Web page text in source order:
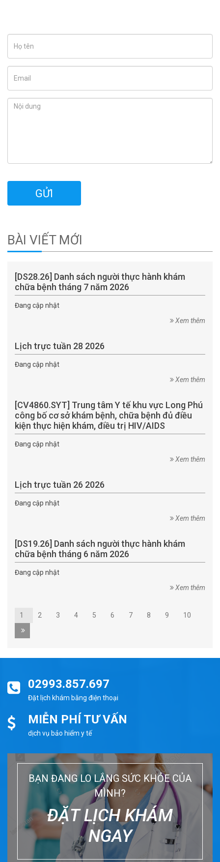
BÀI VIẾT MỚI
[DS28.26] Danh sách người thực hành khám
chữa bệnh tháng 7 năm 2026
Đang cập nhật
Xem thêm
Lịch trực tuần 28 2026
Đang cập nhật
Xem thêm
[CV4860.SYT] Trung tâm Y tế khu vực Long Phú
công bố cơ sở khám bệnh, chữa bệnh đủ điều
kiện thực hiện khám, điều trị HIV/AIDS
Đang cập nhật
Xem thêm
Lịch trực tuần 26 2026
Đang cập nhật
Xem thêm
[DS19.26] Danh sách người thực hành khám
chữa bệnh tháng 6 năm 2026
Đang cập nhật
Xem thêm
1 2 3 4 5 6 7 8 9 10
02993.857.697
Đặt lịch khám bằng điện thoại
MIỄN PHÍ TƯ VẤN
dịch vụ bảo hiểm y tế
BẠN ĐANG LO LẮNG SỨC KHỎE CỦA
MÌNH?
ĐẶT LỊCH KHÁM
NGAY